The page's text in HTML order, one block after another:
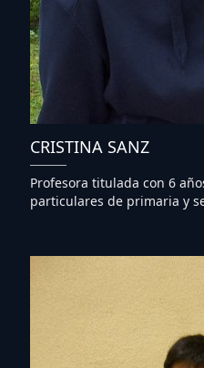
CRISTINA SANZ
Profesora titulada con 6
particulares de primaria y